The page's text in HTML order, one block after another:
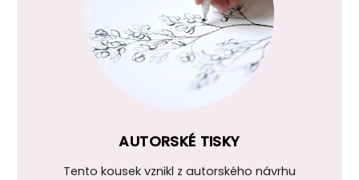
AUTORSKÉ TISKY
Tento kousek vznikl z autorského návrhu